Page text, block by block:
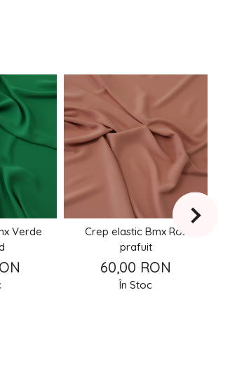
Verde
Crep elastic Bmx Roz
prafuit
60,00 RON
În Stoc